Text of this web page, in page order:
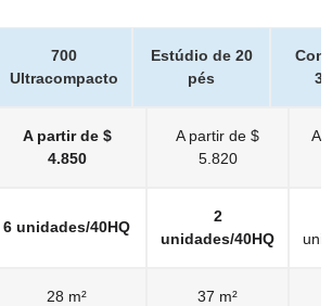
700
Ultracompacto
Estúdio de 20
pés
Ultracompacto
pés
A partir de $
4.850
A partir de $
5.820
A
6 unidades/40HQ
2
unidades/40HQ
28 m² 37 m²